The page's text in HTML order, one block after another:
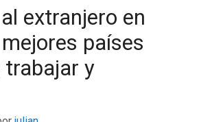
extranjero en
países
trabajar y